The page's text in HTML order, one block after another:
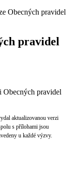
Obecných pravidel
pravidel
Obecných pravidel
aktualizovanou verzi
s přílohami jsou
u každé výzvy.